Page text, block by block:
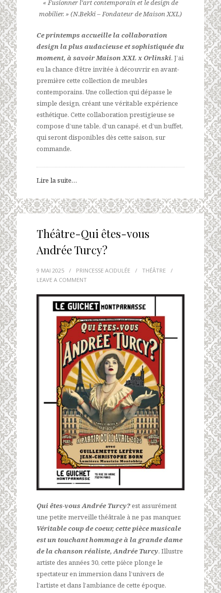
« Fusionner l’art contemporain et le design de
mobilier. » (N.Bekki – Fondateur de Maison XXL)
Ce printemps accueille la collaboration
design la plus audacieuse et sophistiquée du
moment, à savoir Maison XXL x Orlinski. J’ai
eu la chance d’être invitée à découvrir en avant-
première cette collection de meubles
contemporains. Une collection qui dépasse le
simple design, créant une véritable expérience
esthétique. Cette collaboration prestigieuse se
compose d’une table, d’un canapé, et d’un buffet,
qui seront disponibles dès cette saison, sur
commande.
Lire la suite…
Théâtre-Qui êtes-vous
Andrée Turcy?
9 MAI 2025 / PRINCESSE ACIDULÉE / THÉÂTRE
/
LEAVE A COMMENT
Qui êtes-vous Andrée Turcy?est assurément
une petite merveille théâtrale à ne pas manquer.
Véritable coup de coeur, cette pièce musicale
est un touchant hommage à la grande dame
de la chanson réaliste, Andrée Turcy. Illustre
artiste des années 30, cette pièce plonge le
spectateur en immersion dans l’univers de
l’artiste et dans l’ambiance de cette époque.